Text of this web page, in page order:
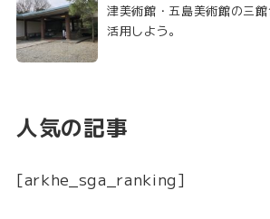
津美術館・五島美術館の三
活用しよう。
人気の記事
[arkhe_sga_ranking]